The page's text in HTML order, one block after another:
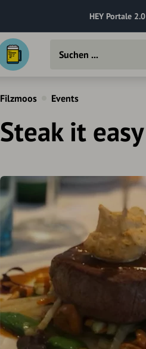
HEY Portale 2.0
Filzmoos Events
Steak it easy